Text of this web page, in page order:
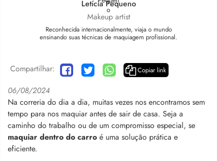
Letícia Pequeno
Makeup artist
Reconhecida internacionalmente, viaja o mundo
ensinando suas técnicas de maquiagem profissional.
Compartilhar: Copiar link
06/08/2024
Na correria do dia a dia, muitas vezes nos encontramos sem
tempo para nos maquiar antes de sair de casa. Seja a
caminho do trabalho ou de um compromisso especial, se
maquiar dentro do carro é uma solução prática e
eficiente.